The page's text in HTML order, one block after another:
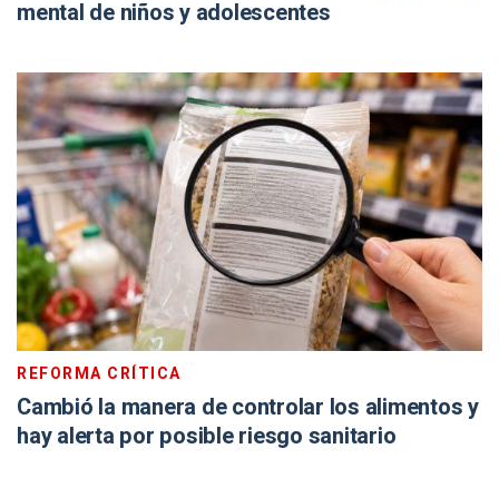
mental de niños y adolescentes
REFORMA CRÍTICA
Cambió la manera de controlar los alimentos y
hay alerta por posible riesgo sanitario